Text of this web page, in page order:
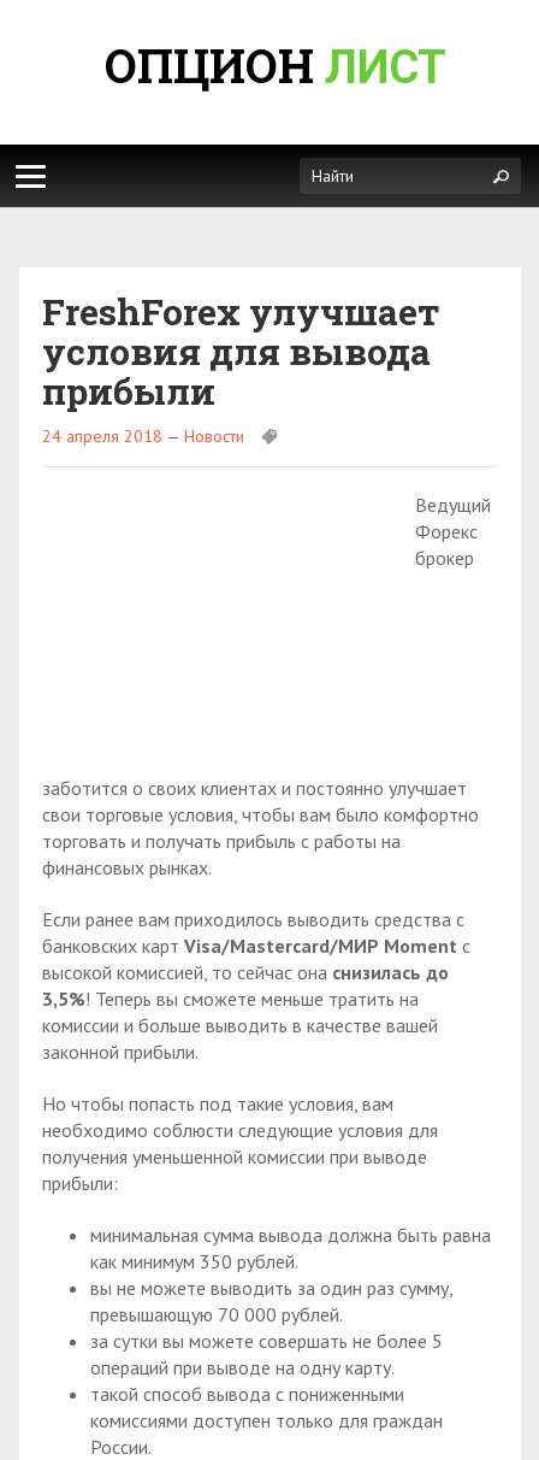
ОПЦИОН ЛИСТ
FreshForex улучшает
условия для вывода
прибыли
24 апреля 2018 — Новости
Ведущий
Форекс
брокер
заботится о своих клиентах и постоянно улучшает
свои торговые условия, чтобы вам было комфортно
торговать и получать прибыль с работы на
финансовых рынках.
Если ранее вам приходилось выводить средства с
банковских карт Visa/Mastercard/МИР Moment с
высокой комиссией, то сейчас она снизилась до
3,5%! Теперь вы сможете меньше тратить на
комиссии и больше выводить в качестве вашей
законной прибыли.
Но чтобы попасть под такие условия, вам
необходимо соблюсти следующие условия для
получения уменьшенной комиссии при выводе
прибыли:
минимальная сумма вывода должна быть равна
как минимум 350 рублей.
вы не можете выводить за один раз сумму,
превышающую 70 000 рублей.
за сутки вы можете совершать не более 5
операций при выводе на одну карту.
такой способ вывода с пониженными
комиссиями доступен только для граждан
России.